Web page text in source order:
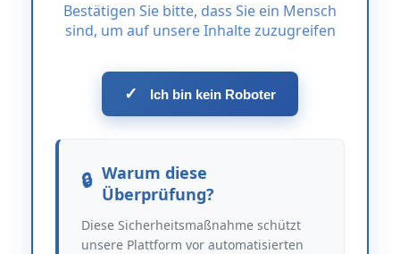
Bestätigen Sie bitte, dass Sie ein Mensch
sind, um auf unsere Inhalte zuzugreifen
✓ Ich bin kein Roboter
Warum diese
Überprüfung?
Diese Sicherheitsmaßnahme schützt
unsere Plattform vor automatisierten